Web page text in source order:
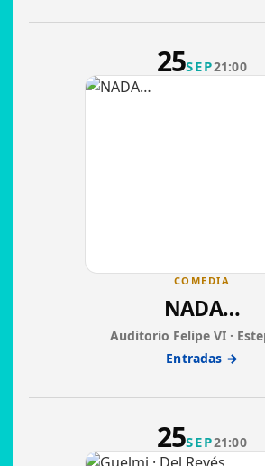
25SEP21:00
COMEDIA
NADA…
Auditorio Felipe VI ·
Entradas →
25SEP21:00